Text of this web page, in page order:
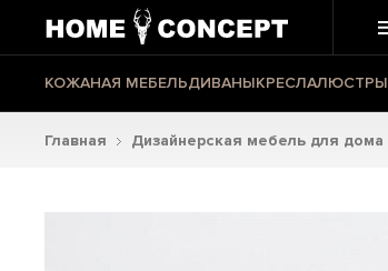
КОЖАНАЯ МЕБЕЛЬДИВАНЫКРЕСЛАЛЮСТРЫ
Главная Дизайнерская мебель для дома